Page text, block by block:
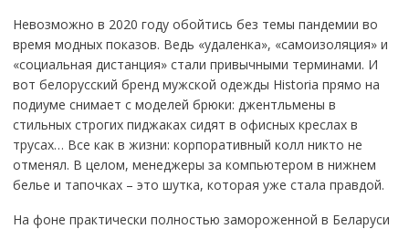
Невозможно в 2020 году обойтись без темы пандемии во
время модных показов. Ведь «удаленка», «самоизоляция» и
«социальная дистанция» стали привычными терминами. И
вот белорусский бренд мужской одежды Historia прямо на
подиуме снимает с моделей брюки: джентльмены в
стильных строгих пиджаках сидят в офисных креслах в
трусах… Все как в жизни: корпоративный колл никто не
отменял. В целом, менеджеры за компьютером в нижнем
белье и тапочках – это шутка, которая уже стала правдой.
На фоне практически полностью замороженной в Беларуси